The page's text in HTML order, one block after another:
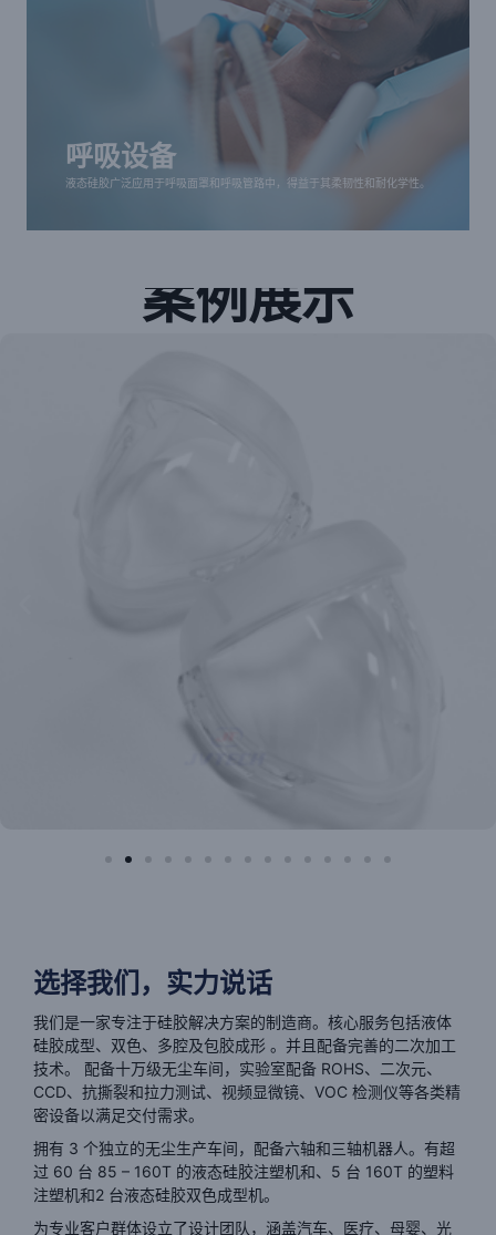
呼吸设备
液态硅胶广泛应用于呼吸面罩和呼吸管路中，得益于其柔韧性和耐化学性。
液态硅胶广泛应用于呼吸面罩和呼吸管路中，得益于
案例展示
选择我们，实力说话
我们是一家专注于硅胶解决方案的制造商。核心服务包括液体
硅胶成型、双色、多腔及包胶成形 。并且配备完善的二次加工
技术。
配备十万级无尘车间，实验室配备 ROHS、二次元、
CCD、抗撕裂和拉力测试、视频显微镜、VOC 检测仪等各类精
密设备以满足交付需求。
拥有 3 个独立的无尘生产车间，配备六轴和三轴机器人。有超
过 60 台 85 – 160T 的液态硅胶注塑机和、5 台 160T 的塑料
注塑机和2 台液态硅胶双色成型机。
为专业客户群体设立了设计团队，涵盖汽车、医疗、母婴、光